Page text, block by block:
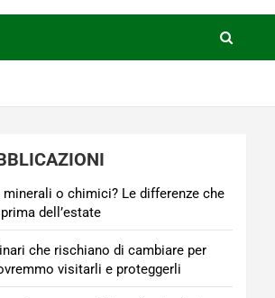
o chimici? Le differenze che
dell’estate
che rischiano di cambiare per
visitarli e proteggerli